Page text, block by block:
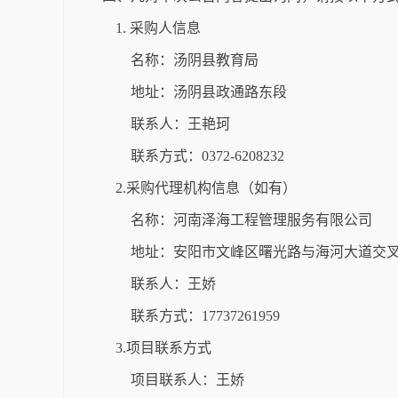
1. 采购人信息
名称：汤阴县教育局
地址：汤阴县政通路东段
联系人：王艳珂
联系方式：0372-6208232
2.采购代理机构信息（如有）
名称：河南泽海工程管理服务有限公司
地址：安阳市文峰区曙光路与海河大道交
联系人：王娇
联系方式：17737261959
3.项目联系方式
项目联系人：王娇